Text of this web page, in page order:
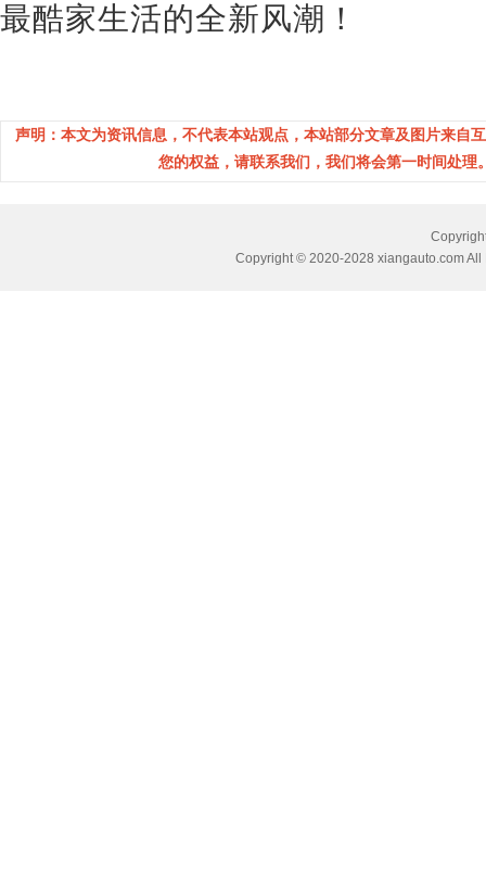
最酷家生活的全新风潮！
声明：本文为资讯信息，不代表本站观点，本站部分文章及图片来自
您的权益，请联系我们，我们将会第一时间处
Copyright © 2020-2028 xiangauto.com